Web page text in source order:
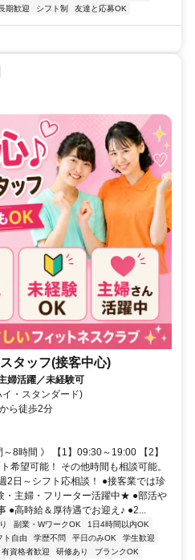
期歓迎 シフト制 友達と応募OK
タッフ(接客中心)
婦活躍／未経験可
・スタンダード)
ら徒歩2分
8時間 》 【1】09:30～19:00 【2】
希望可能！ その他時間も相談可能。
2日～シフト応相談！ ●接客業では珍
・主婦・フリーター活躍中★ ●部活や
●高時給＆厚待遇でお迎え♪ ●2...
副業・WワークOK
1日4時間以内OK
ト自由 学歴不問 平日のみOK
学生歓迎
有資格者歓迎 研修あり
ブランクOK